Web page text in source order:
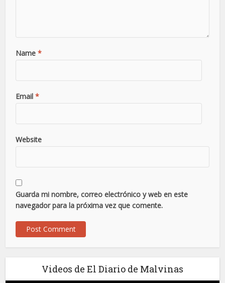
Name *
Email *
Website
Guarda mi nombre, correo electrónico y web en este
navegador para la próxima vez que comente.
Videos de El Diario de Malvinas